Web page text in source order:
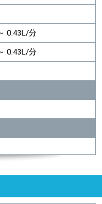
0.43L/分
0.43L/分